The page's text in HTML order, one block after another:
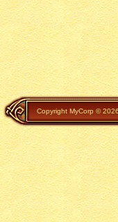
Copyright MyCorp ©